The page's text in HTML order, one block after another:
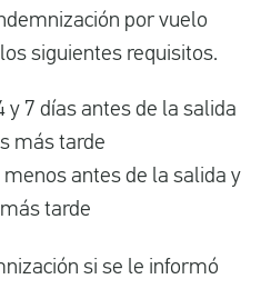
por vuelo
siguientes requisitos.
y 7 días antes de la salida
más tarde
antes de la salida y
tarde
si se le informó